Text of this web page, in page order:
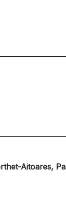
Aitoares,